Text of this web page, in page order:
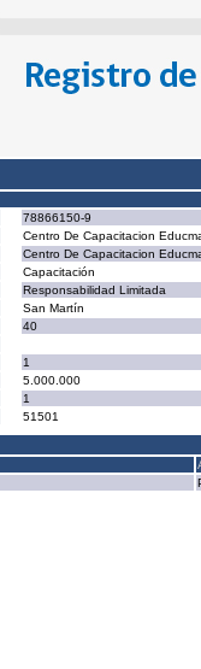
78866150-9
Centro De Capacitacion
Centro De Capacitacion
Capacitación
Responsabilidad Limitada
San Martín
40
1
5.000.000
1
51501